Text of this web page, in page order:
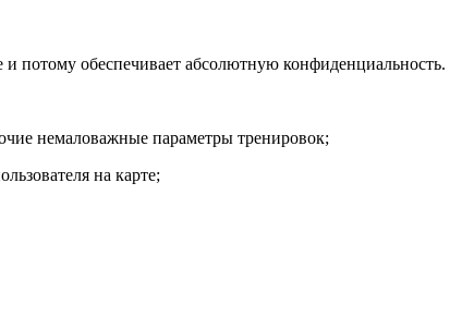
потому обеспечивает абсолютную конфиденциальность.
немаловажные параметры тренировок;
на карте;